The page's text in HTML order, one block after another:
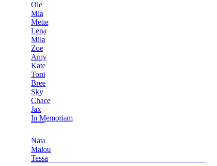
Ole
Mia
Mette
Lena
Mila
Zoe
Amy
Kate
Toni
Bree
Sky
Chace
Jax
In Memoriam
Nata
Malou
Tessa